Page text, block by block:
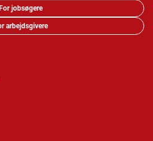
For jobsøgere
arbejdsgivere